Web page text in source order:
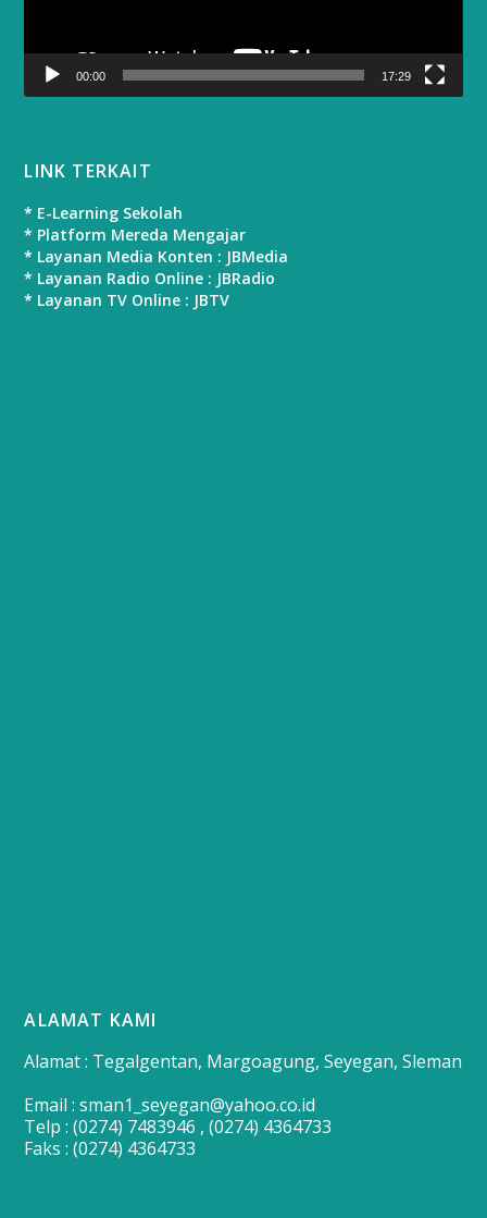
00:00 17:29
LINK TERKAIT
* E-Learning Sekolah
* Platform Mereda Mengajar
* Layanan Media Konten : JBMedia
* Layanan Radio Online : JBRadio
* Layanan TV Online : JBTV
ALAMAT KAMI
Alamat : Tegalgentan, Margoagung, Seyegan, Sleman
Email : sman1_seyegan@yahoo.co.id
Telp : (0274) 7483946 , (0274) 4364733
Faks : (0274) 4364733